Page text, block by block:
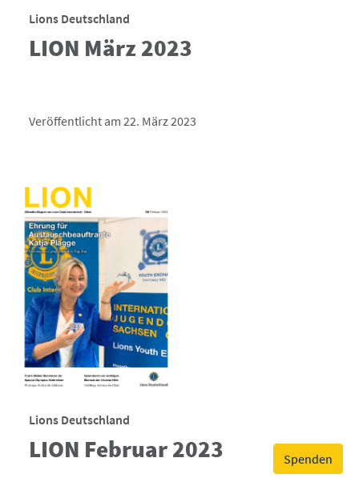
Spenden
Lions Deutschland
LION März 2023
Veröffentlicht am 22. März 2023
Lions Deutschland
LION Februar 2023